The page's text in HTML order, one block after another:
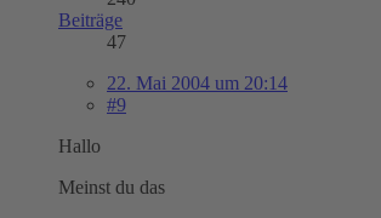
Beiträge
47
22. Mai 2004 um 20:14
#9
Hallo
Meinst du das